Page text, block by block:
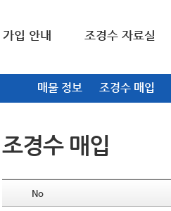
입 안내 조경수 자료실
매물 정보 조경수 매입
조경수 매입
No